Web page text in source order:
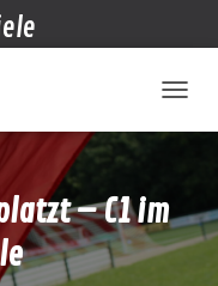
– C1 im